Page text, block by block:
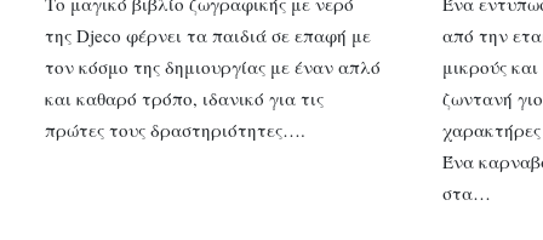
της Djeco φέρνει τα παιδιά σε επαφή με
τον κόσμο της δημιουργίας με έναν απλό
και καθαρό τρόπο, ιδανικό για τις
πρώτες τους δραστηριότητες….
από την
μικρούς
ζωντανή
Ένα
στα…